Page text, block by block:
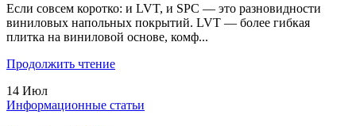
Если совсем коротко: и LVT, и SPC — это разновидности
виниловых напольных покрытий. LVT — более гибкая
плитка на виниловой основе, комф...
Продолжить чтение
14 Июл
Информационные статьи